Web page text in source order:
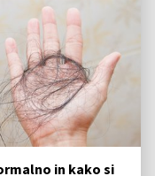
in kako si